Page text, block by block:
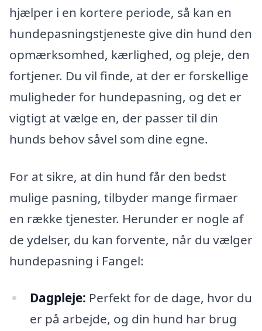
hjælper i en kortere periode, så kan en
hundepasningstjeneste give din hund den
opmærksomhed, kærlighed, og pleje, den
fortjener. Du vil finde, at der er forskellige
muligheder for hundepasning, og det er
vigtigt at vælge en, der passer til din
hunds behov såvel som dine egne.
For at sikre, at din hund får den bedst
mulige pasning, tilbyder mange firmaer
en række tjenester. Herunder er nogle af
de ydelser, du kan forvente, når du vælger
hundepasning i Fangel:
Dagpleje: Perfekt for de dage, hvor du
er på arbejde, og din hund har brug